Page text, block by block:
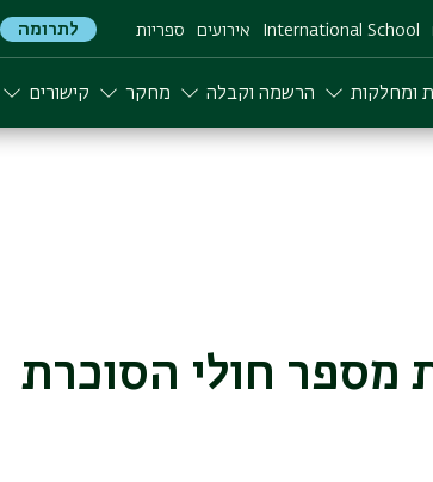
International School אירועים ספריות לתרומה
ומחלקות הרשמה וקבלה מחקר קישורים
מספר חולי הסוכרת